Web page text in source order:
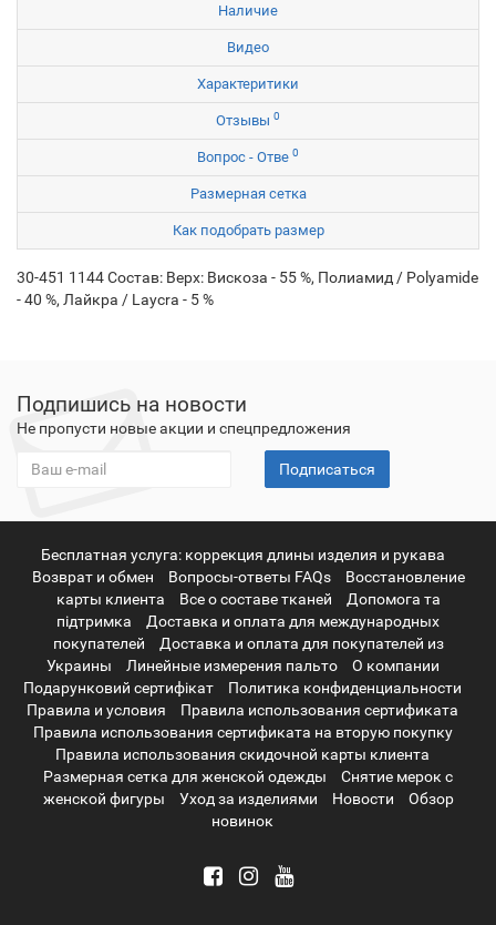
Наличие
Видео
Характеритики
Отзывы 0
Вопрос - Отве 0
Размерная сетка
Как подобрать размер
30-451 1144 Состав: Верх: Вискоза - 55 %, Полиамид / Polyamide
- 40 %, Лайкра / Laycra - 5 %
Подпишись на новости
Не пропусти новые акции и спецпредложения
Подписаться
Бесплатная услуга: коррекция длины изделия и рукава
Возврат и обмен
Вопросы-ответы FAQs
Восстановление
карты клиента
Все о составе тканей
Допомога та
підтримка
Доставка и оплата для международных
покупателей
Доставка и оплата для покупателей из
Украины
Линейные измерения пальто
О компании
Подарунковий сертифікат
Политика конфиденциальности
Правила и условия
Правила использования сертификата
Правила использования сертификата на вторую покупку
Правила использования скидочной карты клиента
Размерная сетка для женской одежды
Снятие мерок с
женской фигуры
Уход за изделиями Новости
Обзор
новинок